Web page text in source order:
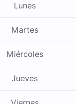
Lunes
Martes
Miércoles
Jueves